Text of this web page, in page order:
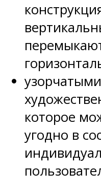
которое
угодно в